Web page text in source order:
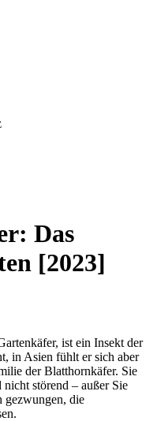
Das
[2023]
ist ein Insekt der
in Asien fühlt er sich aber
der Blatthornkäfer. Sie
störend – außer Sie
gezwungen, die